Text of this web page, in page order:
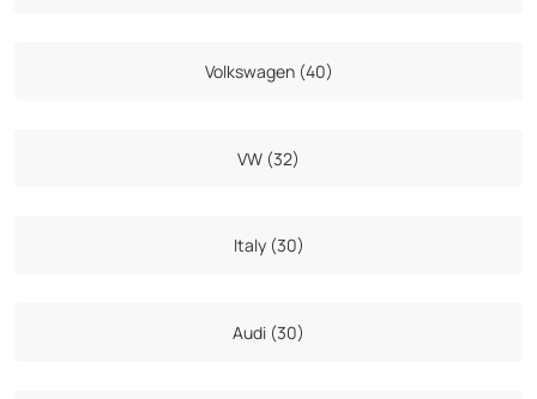
Volkswagen (40)
VW (32)
Italy (30)
Audi (30)